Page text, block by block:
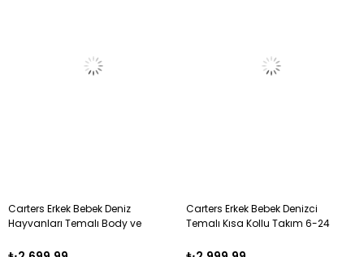
Carters Erkek Bebek Deniz
Hayvanları Temalı Body ve
Carters Erkek Bebek Denizci
Temalı Kısa Kollu Takım 6-24